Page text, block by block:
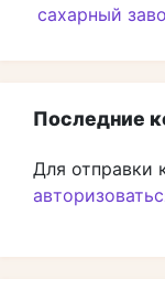
сахарный
Последние
Для отправки